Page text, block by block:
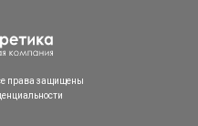
права защищены